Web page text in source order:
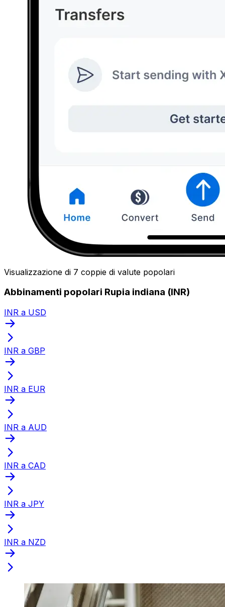
Visualizzazione di 7 coppie di valute popolari
Abbinamenti popolari Rupia indiana (INR)
INR a USD
INR a GBP
INR a EUR
INR a AUD
INR a CAD
INR a JPY
INR a NZD